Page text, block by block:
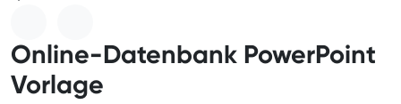
Online-Datenbank PowerPoint
Vorlage